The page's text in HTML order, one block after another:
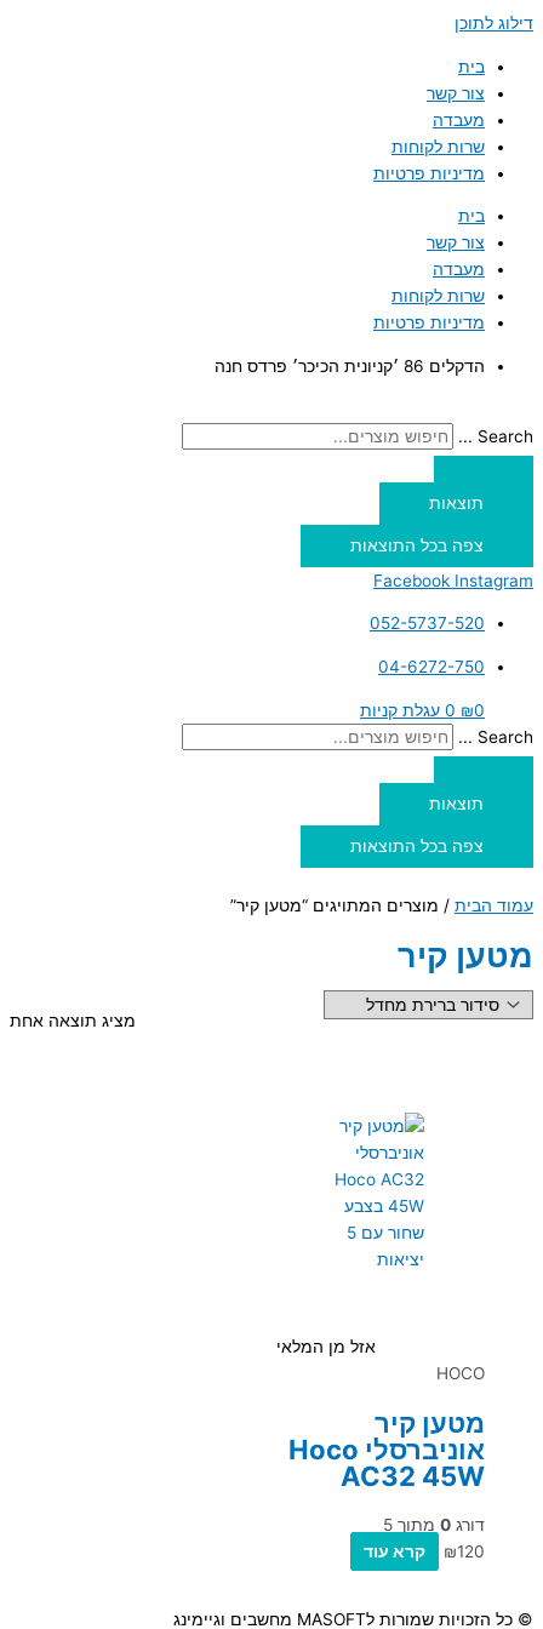
דילוג לתוכן
בית
צור קשר
מעבדה
שרות לקוחות
מדיניות פרטיות
בית
צור קשר
מעבדה
שרות לקוחות
מדיניות פרטיות
הדקלים 86 ׳קניונית הכיכר׳ פרדס חנה
Search ...
תוצאות
צפה בכל התוצאות
Facebook Instagram
052-5737-520
04-6272-750
₪0
0 עגלת קניות
Search ...
תוצאות
צפה בכל התוצאות
עמוד הבית / מוצרים המתויגים “מטען קיר”
מטען קיר
מציג תוצאה אחת
אזל מן המלאי
HOCO
מטען קיר
אוניברסלי Hoco
AC32 45W
דורג 0 מתוך 5
₪120 קרא עוד
© כל הזכויות שמורות לMASOFT מחשבים וגיימינג